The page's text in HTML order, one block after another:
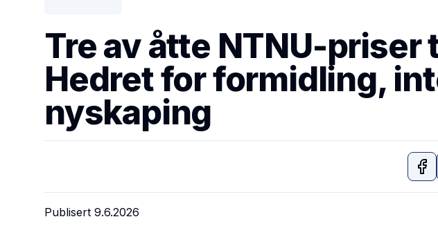
Tre av åtte NTNU-
Hedret for formidling,
nyskaping
Publisert 9.6.2026